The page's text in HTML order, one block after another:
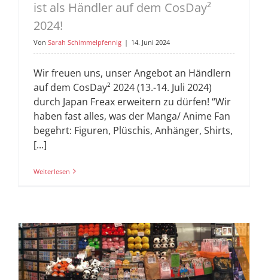
ist als Händler auf dem CosDay²
2024!
Von Sarah Schimmelpfennig | 14. Juni 2024
Wir freuen uns, unser Angebot an Händlern
auf dem CosDay² 2024 (13.-14. Juli 2024)
durch Japan Freax erweitern zu dürfen! “Wir
haben fast alles, was der Manga/ Anime Fan
begehrt: Figuren, Plüschis, Anhänger, Shirts,
[...]
Weiterlesen